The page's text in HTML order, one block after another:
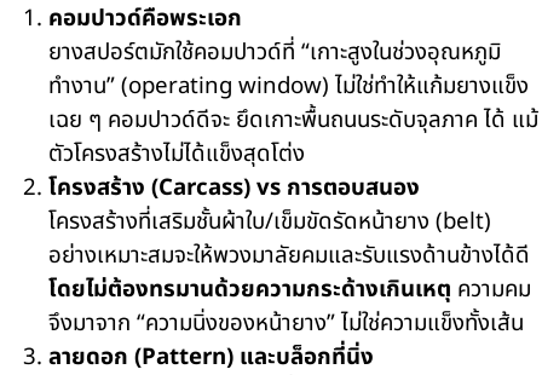
คอมปาวด์คือพระเอก
ยางสปอร์ตมักใช้คอมปาวด์ที่ “เกาะสูงในช่วงอุณหภูมิ
ทำงาน” (operating window) ไม่ใช่ทำให้แก้มยางแข็ง
เฉย ๆ คอมปาวด์ดีจะ ยึดเกาะพื้นถนนระดับจุลภาค ได้ แม้
ตัวโครงสร้างไม่ได้แข็งสุดโต่ง
โครงสร้าง (Carcass) vs การตอบสนอง
โครงสร้างที่เสริมชั้นผ้าใบ/เข็มขัดรัดหน้ายาง (belt)
อย่างเหมาะสมจะให้พวงมาลัยคมและรับแรงด้านข้างได้ดี
โดยไม่ต้องทรมานด้วยความกระด้างเกินเหตุ ความคม
จึงมาจาก “ความนิ่งของหน้ายาง” ไม่ใช่ความแข็งทั้งเส้น
ลายดอก (Pattern) และบล็อกที่นิ่ง